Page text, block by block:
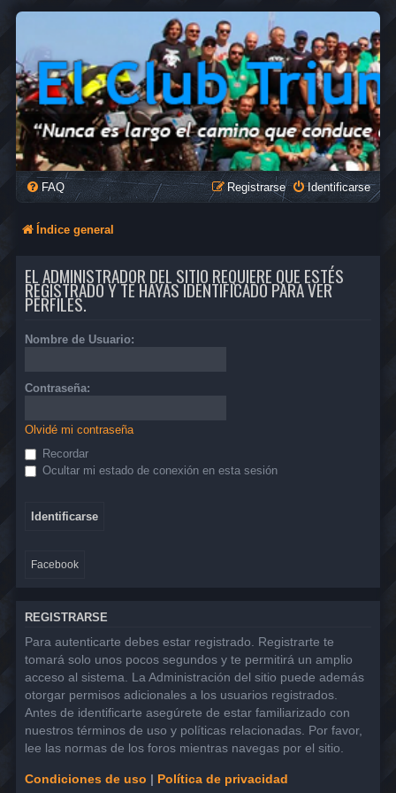
FAQ Identificarse
Registrarse
Índice general
EL ADMINISTRADOR DEL SITIO REQUIERE QUE ESTÉS
REGISTRADO Y TE HAYAS IDENTIFICADO PARA VER
PERFILES.
Nombre de Usuario:
Contraseña:
Olvidé mi contraseña
Recordar
Ocultar mi estado de conexión en esta sesión
Facebook
REGISTRARSE
Para autenticarte debes estar registrado. Registrarte te
tomará solo unos pocos segundos y te permitirá un amplio
acceso al sistema. La Administración del sitio puede además
otorgar permisos adicionales a los usuarios registrados.
Antes de identificarte asegúrete de estar familiarizado con
nuestros términos de uso y políticas relacionadas. Por favor,
lee las normas de los foros mientras navegas por el sitio.
Condiciones de uso | Política de privacidad